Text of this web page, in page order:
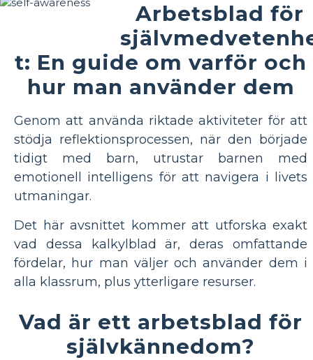
Arbetsblad för
t: En guide om varför och
hur man använder dem
Genom att använda riktade aktiviteter för att
stödja reflektionsprocessen, när den började
tidigt med barn, utrustar barnen med
emotionell intelligens för att navigera i livets
utmaningar.
Det här avsnittet kommer att utforska exakt
vad dessa kalkylblad är, deras omfattande
fördelar, hur man väljer och använder dem i
alla klassrum, plus ytterligare resurser.
Vad är ett arbetsblad för
självkännedom?